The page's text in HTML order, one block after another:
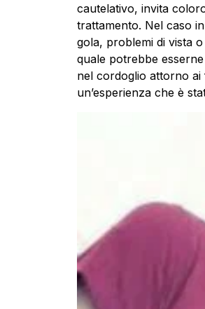
cautelativo, invita
trattamento. Nel caso
gola, problemi di vista
quale potrebbe
nel cordoglio attorno ai
un’esperienza che è